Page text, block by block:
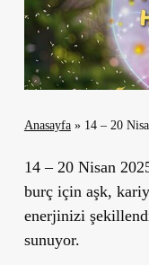
Anasayfa» 14 – 20
14 – 20 Nisan
burç için aşk,
enerjinizi
sunuyor.